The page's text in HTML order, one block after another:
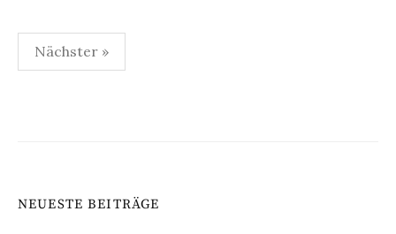
Seitennummerierung
der
Nächster »
NEUESTE BEITRÄGE